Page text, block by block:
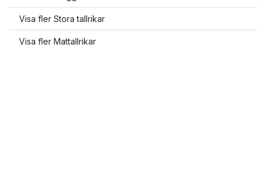
Visa fler Stora tallrikar
Visa fler Mattallrikar